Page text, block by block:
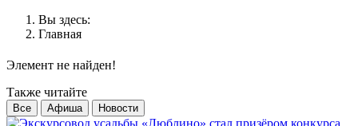
Вы здесь:
Главная
Элемент не найден!
Также читайте
Все Афиша Новости